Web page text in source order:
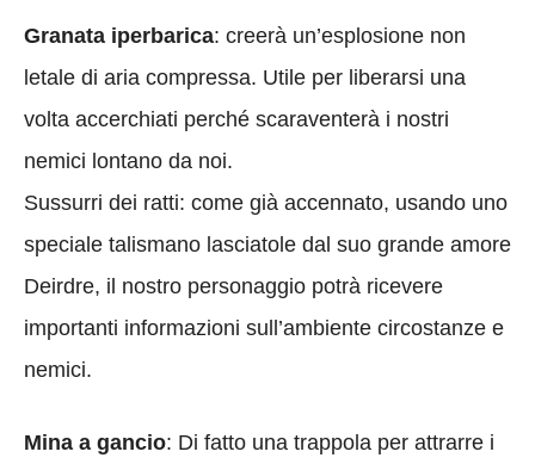
Granata iperbarica: creerà un’esplosione non
letale di aria compressa. Utile per liberarsi una
volta accerchiati perché scaraventerà i nostri
nemici lontano da noi.
Sussurri dei ratti: come già accennato, usando uno
speciale talismano lasciatole dal suo grande amore
Deirdre, il nostro personaggio potrà ricevere
importanti informazioni sull’ambiente circostanze e
nemici.
Mina a gancio: Di fatto una trappola per attrarre i